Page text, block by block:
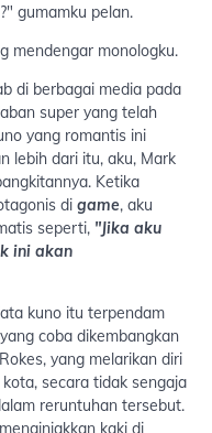
gumamku pelan.
mendengar monologku.
di berbagai media pada
super yang telah
yang romantis ini
lebih dari itu, aku, Mark
Ketika
di game, aku
seperti, "Jika aku
ini akan
kuno itu terpendam
coba dikembangkan
yang melarikan diri
secara tidak sengaja
reruntuhan tersebut.
kaki di